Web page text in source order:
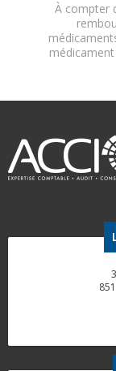
À compter